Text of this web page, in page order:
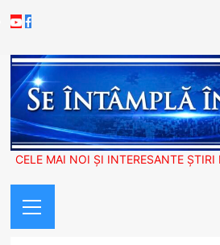
to
Youtube
Facebook
CELE MAI NOI ȘI INTERESANTE
Menu